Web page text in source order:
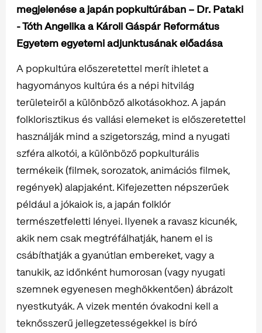
megjelenése a japán popkultúrában – Dr. Pataki
- Tóth Angelika a Károli Gáspár Református
Egyetem egyetemi adjunktusának előadása
A popkultúra előszeretettel merít ihletet a
hagyományos kultúra és a népi hitvilág
területeiről a különböző alkotásokhoz. A japán
folklorisztikus és vallási elemeket is előszeretettel
használják mind a szigetország, mind a nyugati
szféra alkotói, a különböző popkulturális
termékeik (filmek, sorozatok, animációs filmek,
regények) alapjaként. Kifejezetten népszerűek
például a jókaiok is, a japán folklór
természetfeletti lényei. Ilyenek a ravasz kicunék,
akik nem csak megtréfálhatják, hanem el is
csábíthatják a gyanútlan embereket, vagy a
tanukik, az időnként humorosan (vagy nyugati
szemnek egyenesen meghökkentően) ábrázolt
nyestkutyák. A vizek mentén óvakodni kell a
teknősszerű jellegzetességekkel is bíró